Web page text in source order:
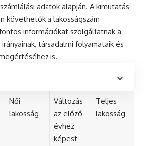
adatok alapján. A kimutatás
követhetők a lakosságszám
információkat szolgáltatnak a
társadalmi folyamataik és
is.
Női
lakosság
Változás
az előző
évhez
képest
Teljes
lakosság